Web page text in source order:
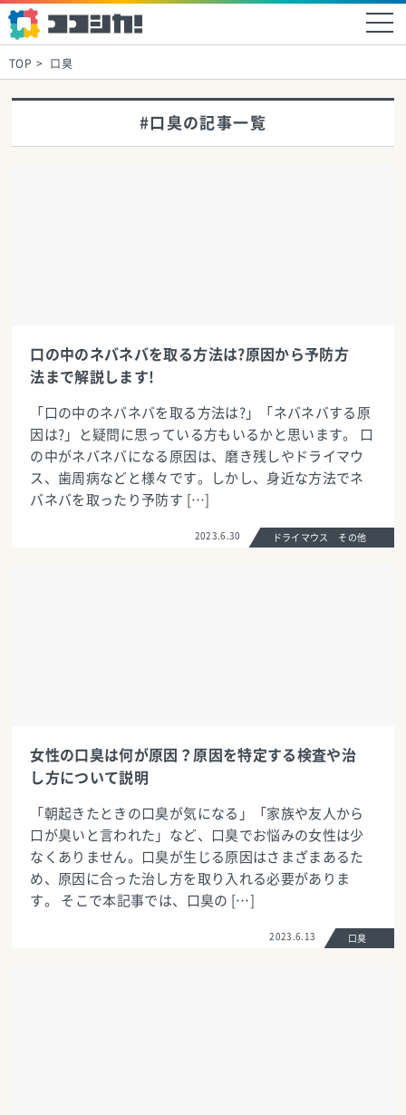
TOP 口臭
#口臭の記事一覧
口の中のネバネバを取る方法は?原因から予防方
法まで解説します!
「口の中のネバネバを取る方法は?」「ネバネバする原
因は?」と疑問に思っている方もいるかと思います。 口
の中がネバネバになる原因は、磨き残しやドライマウ
ス、歯周病などと様々です。しかし、身近な方法でネ
バネバを取ったり予防す […]
2023.6.30 ドライマウス その他
女性の口臭は何が原因？原因を特定する検査や治
し方について説明
「朝起きたときの口臭が気になる」「家族や友人から
口が臭いと言われた」など、口臭でお悩みの女性は少
なくありません。口臭が生じる原因はさまざまあるた
め、原因に合った治し方を取り入れる必要がありま
す。 そこで本記事では、口臭の […]
2023.6.13 口臭